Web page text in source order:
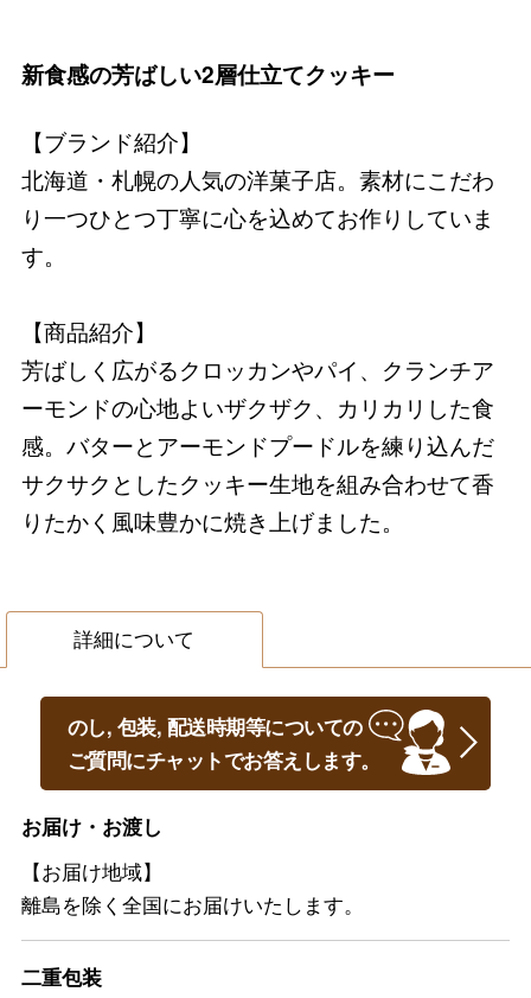
新食感の芳ばしい2層仕立てクッキー
【ブランド紹介】
北海道・札幌の人気の洋菓子店。素材にこだわ
り一つひとつ丁寧に心を込めてお作りしていま
す。
【商品紹介】
芳ばしく広がるクロッカンやパイ、クランチア
ーモンドの心地よいザクザク、カリカリした食
感。バターとアーモンドプードルを練り込んだ
サクサクとしたクッキー生地を組み合わせて香
りたかく風味豊かに焼き上げました。
詳細について
のし, 包装, 配送時期等についての
ご質問にチャットでお答えします。
お届け・お渡し
【お届け地域】
離島を除く全国にお届けいたします。
二重包装